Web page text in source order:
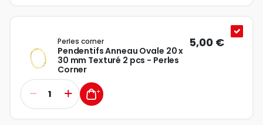
Perles corner
Pendentifs Anneau Ovale 20 x
30 mm Texturé 2 pcs - Perles
Corner
5,00 €